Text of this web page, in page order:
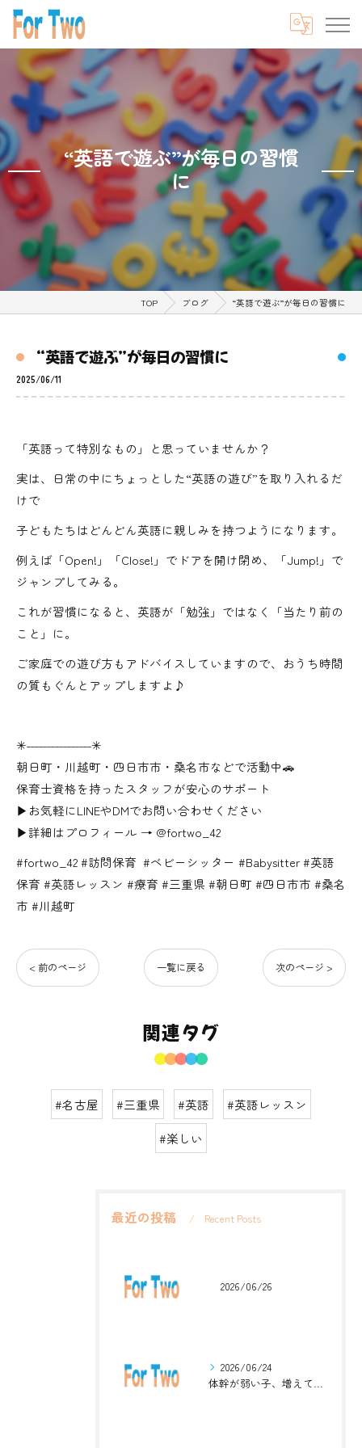
“英語で遊ぶ”が毎日の習慣
に
TOP ブログ “英語で遊ぶ”が毎日の習慣に
“英語で遊ぶ”が毎日の習慣に
2025/06/11
「英語って特別なもの」と思っていませんか？
実は、日常の中にちょっとした“英語の遊び”を取り入れるだ
けで
子どもたちはどんどん英語に親しみを持つようになります。
例えば「Open!」「Close!」でドアを開け閉め、「Jump!」で
ジャンプしてみる。
これが習慣になると、英語が「勉強」ではなく「当たり前の
こと」に。
ご家庭での遊び方もアドバイスしていますので、おうち時間
の質もぐんとアップしますよ♪
✳︎˗˗˗˗˗˗˗˗˗˗˗˗˗˗˗˗✳︎
朝日町・川越町・四日市市・桑名市などで活動中🚗
保育士資格を持ったスタッフが安心のサポート
▶お気軽にLINEやDMでお問い合わせください
▶詳細はプロフィール → @fortwo_42
#fortwo_42 #訪問保育 ⁡⁡ #ベビーシッター #Babysitter⁡ #英語
保育 #英語レッスン #療育⁡ #三重県 #朝日町 #四日市市 #桑名
市 #川越町
< 前のページ 一覧に戻る 次のページ >
関連タグ
#名古屋 #三重県 #英語
#英語レッスン
#楽しい
最近の投稿 Recent Posts
2026/06/26
2026/06/24
体幹が弱い子、増えています。英語ジムナスティックで楽しく解決！